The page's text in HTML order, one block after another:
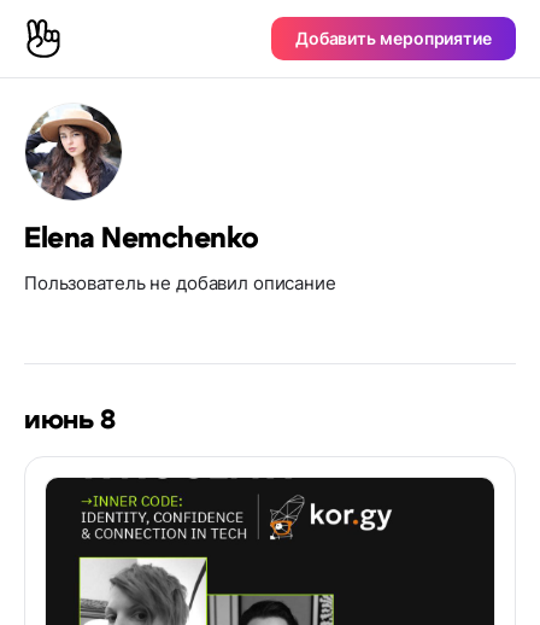
Добавить мероприятие
Elena Nemchenko
Пользователь не добавил описание
июнь 8